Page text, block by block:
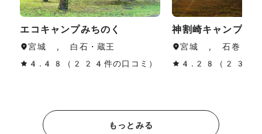
エコキャンプみちのく
宮城 , 白石・蔵王
4.48（224件の口コミ）
神割崎キャンプ場
宮城 , 石巻・気
4.28（230件
もっとみる